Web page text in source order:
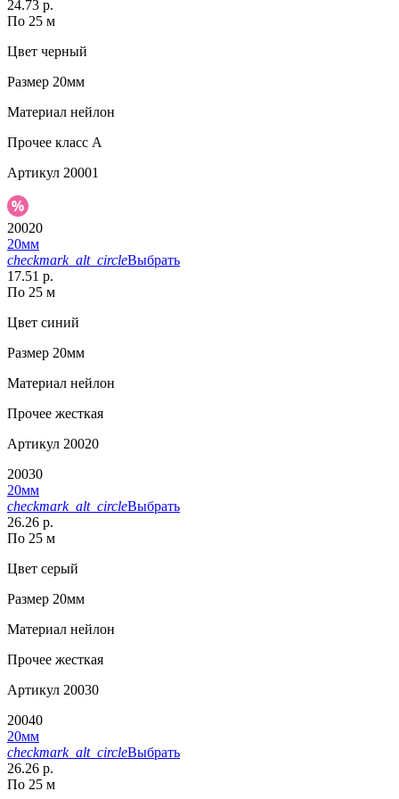
24.73 р.
По 25 м
Цвет черный
Размер 20мм
Материал нейлон
Прочее класс А
Артикул 20001
20020
20мм
checkmark_alt_circleВыбрать
17.51 р.
По 25 м
Цвет синий
Размер 20мм
Материал нейлон
Прочее жесткая
Артикул 20020
20030
20мм
checkmark_alt_circleВыбрать
26.26 р.
По 25 м
Цвет серый
Размер 20мм
Материал нейлон
Прочее жесткая
Артикул 20030
20040
20мм
checkmark_alt_circleВыбрать
26.26 р.
По 25 м